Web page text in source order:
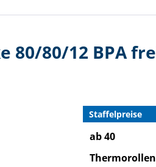
80/80/12 BPA
Staffelpreise
ab 40
Thermorollen